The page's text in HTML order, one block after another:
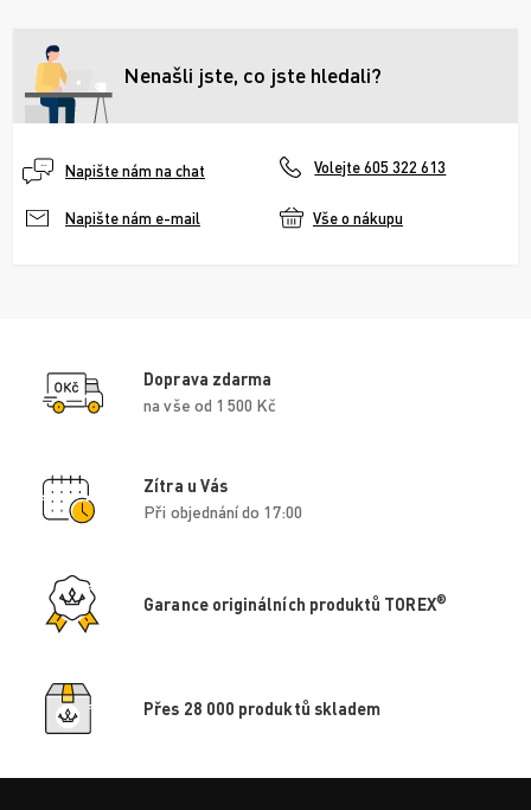
Nenašli jste, co jste hledali?
Napište nám na chat Volejte 605 322 613
Napište nám e-mail Vše o nákupu
Doprava zdarma
na vše od 1 500 Kč
Zítra u Vás
Při objednání do 17:00
Garance originálních produktů TOREX®
Přes 28 000 produktů skladem